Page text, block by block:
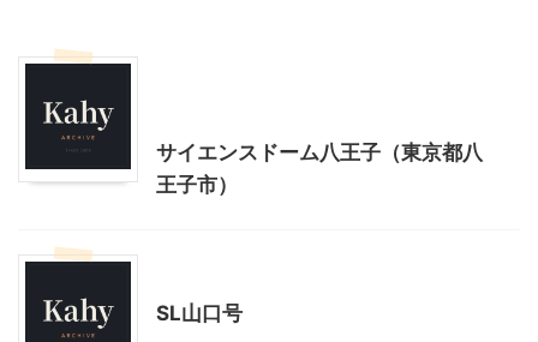
サイエンスドーム八王子（東京都八
王子市）
SL山口号